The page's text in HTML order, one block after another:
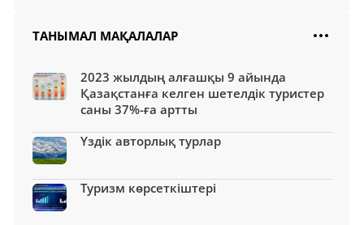
ТАНЫМАЛ МАҚАЛАЛАР
2023 жылдың алғашқы 9 айында
Қазақстанға келген шетелдік туристер
саны 37%-ға артты
Үздік авторлық турлар
Туризм көрсеткіштері